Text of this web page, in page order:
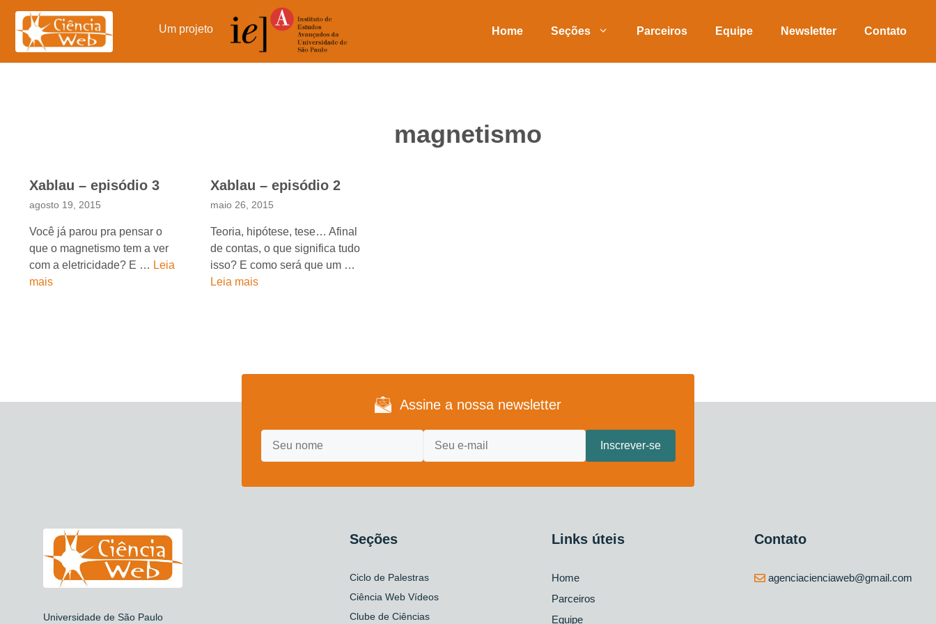
Um projeto Home Seções Parceiros Equipe Newsletter Contato
magnetismo
Xablau – episódio 3
agosto 19, 2015
Você já parou pra pensar o
que o magnetismo tem a ver
com a eletricidade? E … Leia
mais
Xablau – episódio 2
maio 26, 2015
Teoria, hipótese, tese… Afinal
de contas, o que significa tudo
isso? E como será que um …
Leia mais
Assine a nossa newsletter
Universidade de São Paulo
Seções
Ciclo de Palestras
Ciência Web Vídeos
Clube de Ciências
Links úteis
Home
Parceiros
Equipe
Contato
agenciacienciaweb@gmail.com